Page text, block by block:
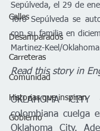
Calles
Desamparados
Carreteras
Comunidad
Historias que inspiran
Gobierno
Sepúlveda, el 29 de
Toro Sepúlveda se
con su familia en
Martinez-Keel/
Read this story in
OKLAHOMA
colombiana cuelga
Oklahoma City.